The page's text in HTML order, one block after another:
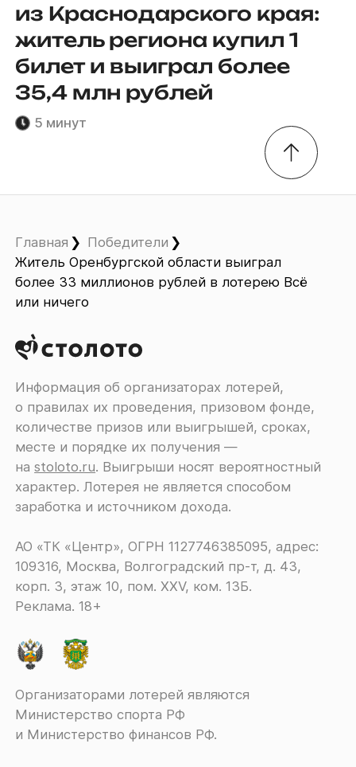
из Краснодарского края:
житель региона купил 1
билет и выиграл более
35,4 млн рублей
5 минут
Главная
Победители
Житель Оренбургской области выиграл
более 33 миллионов рублей в лотерею Всё
или ничего
Информация об организаторах лотерей,
о правилах их проведения, призовом фонде,
количестве призов или выигрышей, сроках,
месте и порядке их получения ―
наstoloto.ru. Выигрыши носят вероятностный
характер. Лотерея не является способом
заработка и источником дохода.
АО «ТК «Центр», ОГРН 1127746385095, адрес:
109316, Москва, Волгоградский пр-т, д. 43,
корп. 3, этаж 10, пом. XXV, ком. 13Б.
Реклама. 18+
Организаторами лотерей являются
Министерство спорта РФ
и Министерство финансов РФ.